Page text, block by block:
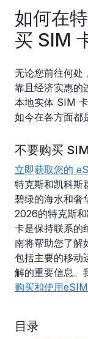
如何在
买 SIM
无论您前往何处
靠且经济实惠的
本地实体 SIM
如今在各方面都
不要购买
立即获取您的
特克斯和凯科斯
碧绿的海水和奢
2026的特克斯
卡是保持联系的
南将帮助您了解
包括主要的移动
解的重要信息。
购买和使用
目录